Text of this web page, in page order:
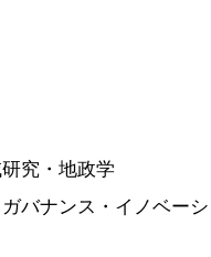
究・地政学
バナンス・イノベー